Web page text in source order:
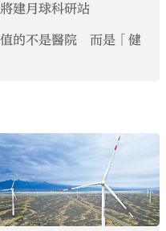
建月球科研站
的不是醫院 而是「健